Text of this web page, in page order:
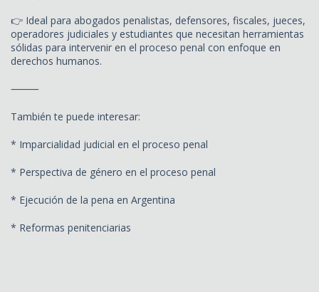
👉 Ideal para abogados penalistas, defensores, fiscales, jueces,
operadores judiciales y estudiantes que necesitan herramientas
sólidas para intervenir en el proceso penal con enfoque en
derechos humanos.
⸻
También te puede interesar:
* Imparcialidad judicial en el proceso penal
* Perspectiva de género en el proceso penal
* Ejecución de la pena en Argentina
* Reformas penitenciarias